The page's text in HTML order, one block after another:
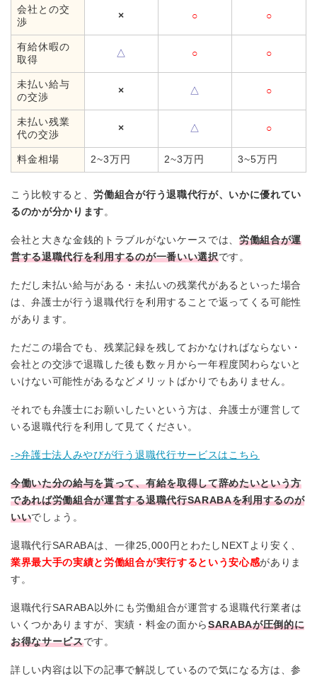
会社との交
渉
× ○ ○
有給休暇の
取得
△ ○ ○
未払い給与
の交渉
× △ ○
未払い残業
代の交渉
× △ ○
料金相場 2~3万円 2~3万円 3~5万円
こう比較すると、労働組合が行う退職代行が、いかに優れてい
るのかが分かります。
会社と大きな金銭的トラブルがないケースでは、 労働組合が運
営する退職代行を利用するのが一番いい選択です。
ただし未払い給与がある・未払いの残業代があるといった場合
は、弁護士が行う退職代行を利用することで返ってくる可能性
があります。
ただこの場合でも、残業記録を残しておかなければならない・
会社との交渉で退職した後も数ヶ月から一年程度関わらないと
いけない可能性があるなどメリットばかりでもありません。
それでも弁護士にお願いしたいという方は、弁護士が運営して
いる退職代行を利用して見てください。
->弁護士法人みやびが行う退職代行サービスはこちら
今働いた分の給与を貰って、有給を取得して辞めたいという方
であれば労働組合が運営する退職代行SARABAを利用するのが
いいでしょう。
退職代行SARABAは、一律25,000円とわたしNEXTより安く、
業界最大手の実績と労働組合が実行するという安心感がありま
す。
退職代行SARABA以外にも労働組合が運営する退職代行業者は
いくつかありますが、実績・料金の面から SARABAが圧倒的に
お得なサービスです。
詳しい内容は以下の記事で解説しているので気になる方は、参